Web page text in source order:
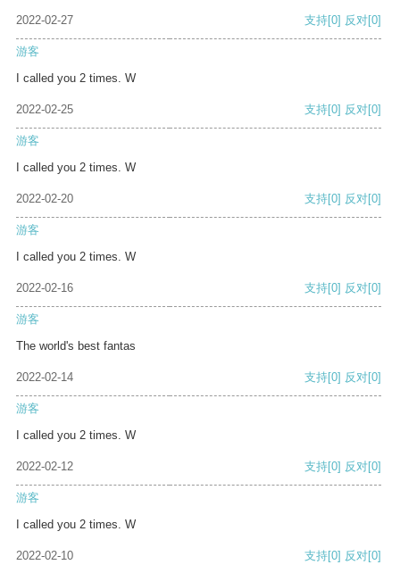
2022-02-27 支持[0] 反对[0]
游客
I called you 2 times. W
2022-02-25 支持[0] 反对[0]
游客
I called you 2 times. W
2022-02-20 支持[0] 反对[0]
游客
I called you 2 times. W
2022-02-16 支持[0] 反对[0]
游客
The world's best fantas
2022-02-14 支持[0] 反对[0]
游客
I called you 2 times. W
2022-02-12 支持[0] 反对[0]
游客
I called you 2 times. W
2022-02-10 支持[0] 反对[0]